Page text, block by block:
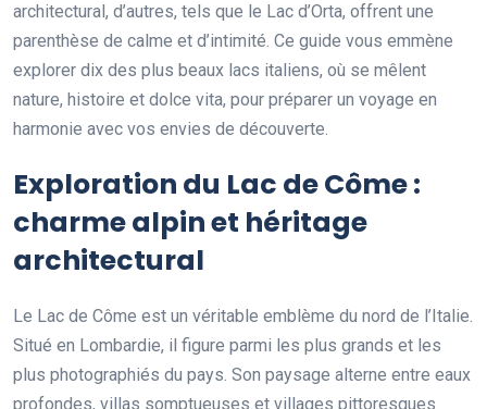
architectural, d’autres, tels que le Lac d’Orta, offrent une
parenthèse de calme et d’intimité. Ce guide vous emmène
explorer dix des plus beaux lacs italiens, où se mêlent
nature, histoire et dolce vita, pour préparer un voyage en
harmonie avec vos envies de découverte.
Exploration du Lac de Côme :
charme alpin et héritage
architectural
Le Lac de Côme est un véritable emblème du nord de l’Italie.
Situé en Lombardie, il figure parmi les plus grands et les
plus photographiés du pays. Son paysage alterne entre eaux
profondes, villas somptueuses et villages pittoresques